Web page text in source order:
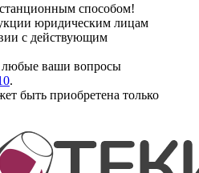
способом!
юридическим лицам
с действующим
любые ваши вопросы
.
быть приобретена только